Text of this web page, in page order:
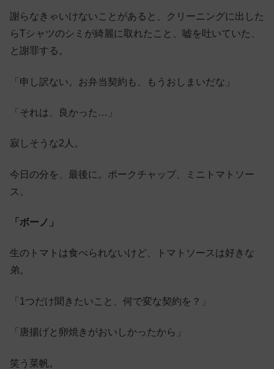
謝らなきゃいけないことがあると、クリーニングに出した
らTシャツのシミが綺麗に取れたこと、嘘を吐いていた、
と謝罪する。
「申し訳ない。お弁当契約も、もうおしまいだな」
「それは、良かった…」
寂しそうな2人。
今日の分を、最後に。ポークチャップ、ミニトマトソー
ス。
「ボーノ」
生のトマトは食べられないけど、トマトソースは好きな
弟。
「1つだけ聞きたいこと、何で変な契約を？」
「唐揚げと卵焼きがおいしかったから」
笑う菜帆。